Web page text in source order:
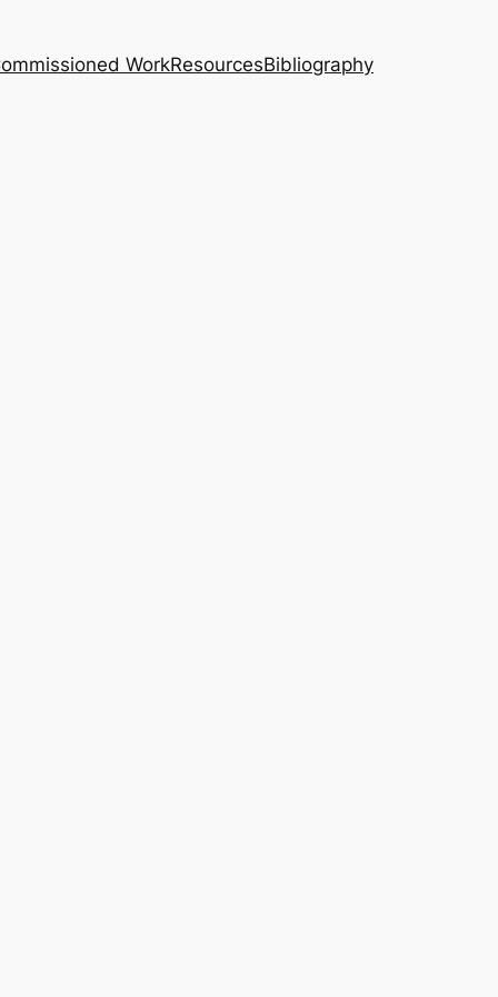
WorkResourcesBibliography